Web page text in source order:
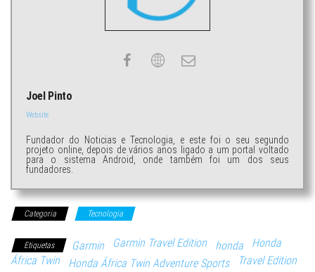
Joel Pinto
Website
Fundador do Noticias e Tecnologia, e este foi o seu segundo
projeto online, depois de vários anos ligado a um portal voltado
para o sistema Android, onde também foi um dos seus
fundadores.
Categoria Tecnologia
Etiquetas Garmin Garmin Travel Edition honda
Honda
África Twin
Honda África Twin Adventure Sports
Travel Edition